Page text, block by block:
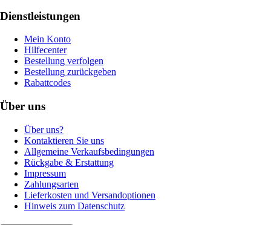
Dienstleistungen
Mein Konto
Hilfecenter
Bestellung verfolgen
Bestellung zurückgeben
Rabattcodes
Über uns
Über uns?
Kontaktieren Sie uns
Allgemeine Verkaufsbedingungen
Rückgabe & Erstattung
Impressum
Zahlungsarten
Lieferkosten und Versandoptionen
Hinweis zum Datenschutz